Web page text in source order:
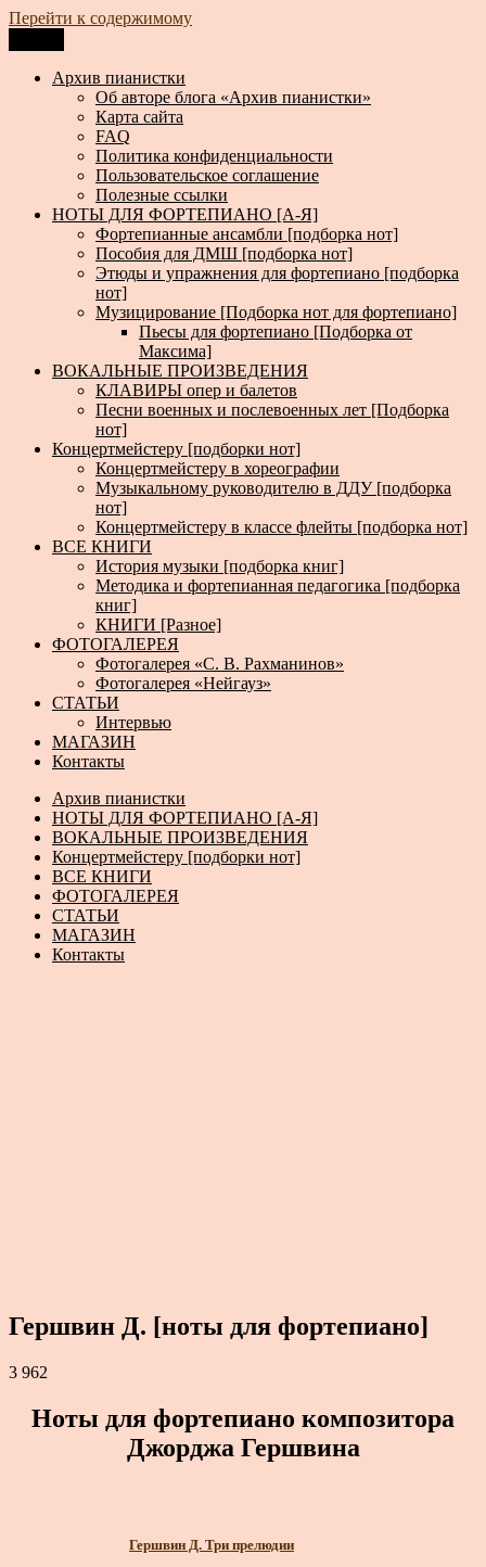
Перейти к содержимому
Архив пианистки
Всё для пианистов: ноты, книги, музыка, статьи…
Архив пианистки
Об авторе блога «Архив пианистки»
Карта сайта
FAQ
Политика конфиденциальности
Пользовательское соглашение
Полезные ссылки
НОТЫ ДЛЯ ФОРТЕПИАНО [А-Я]
Фортепианные ансамбли [подборка нот]
Пособия для ДМШ [подборка нот]
Этюды и упражнения для фортепиано [подборка
нот]
Музицирование [Подборка нот для фортепиано]
Пьесы для фортепиано [Подборка от
Максима]
ВОКАЛЬНЫЕ ПРОИЗВЕДЕНИЯ
КЛАВИРЫ опер и балетов
Песни военных и послевоенных лет [Подборка
нот]
Концертмейстеру [подборки нот]
Концертмейстеру в хореографии
Музыкальному руководителю в ДДУ [подборка
нот]
Концертмейстеру в классе флейты [подборка нот]
ВСЕ КНИГИ
История музыки [подборка книг]
Методика и фортепианная педагогика [подборка
книг]
КНИГИ [Разное]
ФОТОГАЛЕРЕЯ
Фотогалерея «С. В. Рахманинов»
Фотогалерея «Нейгауз»
СТАТЬИ
Интервью
МАГАЗИН
Контакты
Архив пианистки
НОТЫ ДЛЯ ФОРТЕПИАНО [А-Я]
ВОКАЛЬНЫЕ ПРОИЗВЕДЕНИЯ
Концертмейстеру [подборки нот]
ВСЕ КНИГИ
ФОТОГАЛЕРЕЯ
СТАТЬИ
МАГАЗИН
Контакты
Гершвин Д. [ноты для фортепиано]
3 962
Ноты для фортепиано композитора
Джорджа Гершвина
Гершвин Д. Три прелюдии